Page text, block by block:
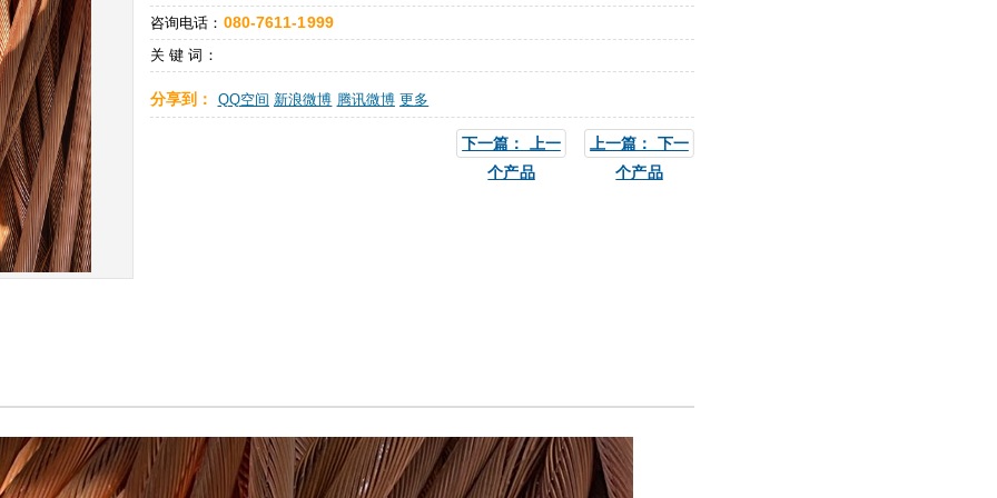
咨询电话： 080-7611-1999
关 键 词：
分享到： QQ空间 新浪微博 腾讯微博 更多
上一篇： 下一
个产品
下一篇： 上一
个产品